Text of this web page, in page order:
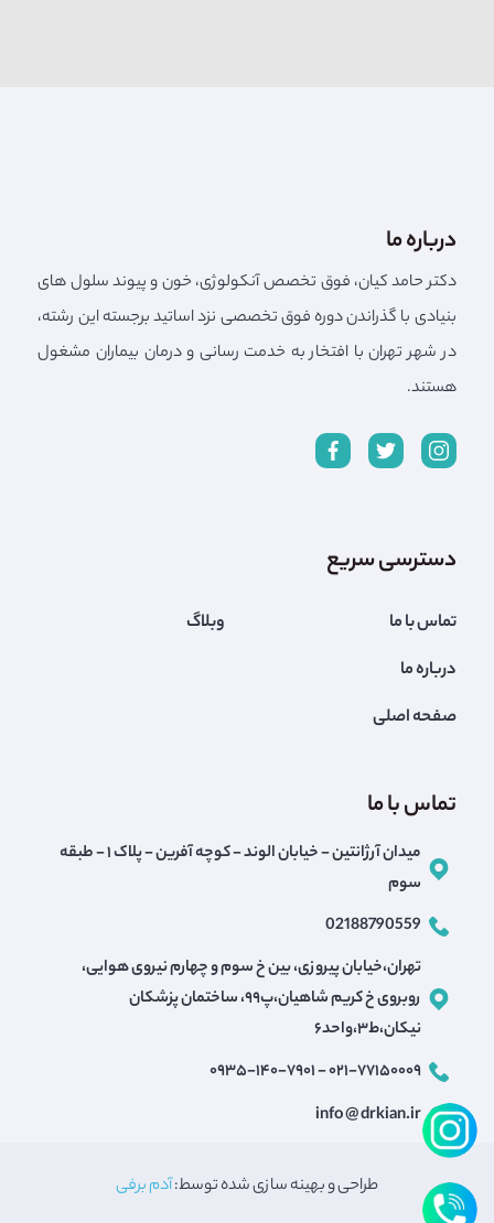
درباره ما
دکتر حامد کیان، فوق تخصص آنکولوژی، خون و پیوند سلول های
بنیادی با گذراندن دوره فوق تخصصی نزد اساتید برجسته این رشته،
در شهر تهران با افتخار به خدمت رسانی و درمان بیماران مشغول
هستند.
دسترسی سریع
تماس با ما
درباره ما
صفحه اصلی
وبلاگ
تماس با ما
میدان آرژانتین - خیابان الوند - کوچه آفرین - پلاک ۱ - طبقه
سوم
02188790559
تهران،خیابان پیروزی، بین خ سوم و چهارم نیروی هوایی،
روبروی خ کریم شاهیان،پ۹۹، ساختمان پزشکان
نیکان،ط۳،واحد۶
۰۲۱-۷۷۱۵۰۰۰۹ - ۰۹۳۵-۱۴۰-۷۹۰۱
info @ drkian.ir
طراحی و بهینه سازی شده توسط:آدم برفی